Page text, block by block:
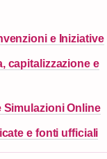
e Iniziative
capitalizzazione e
Simulazioni Online
e fonti ufficiali